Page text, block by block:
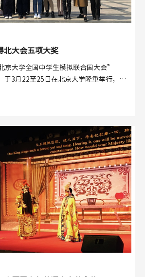
北大会五项大奖
京大学全国中学生模拟联合国大会”
于3月22至25日在北京大学隆重举行，来